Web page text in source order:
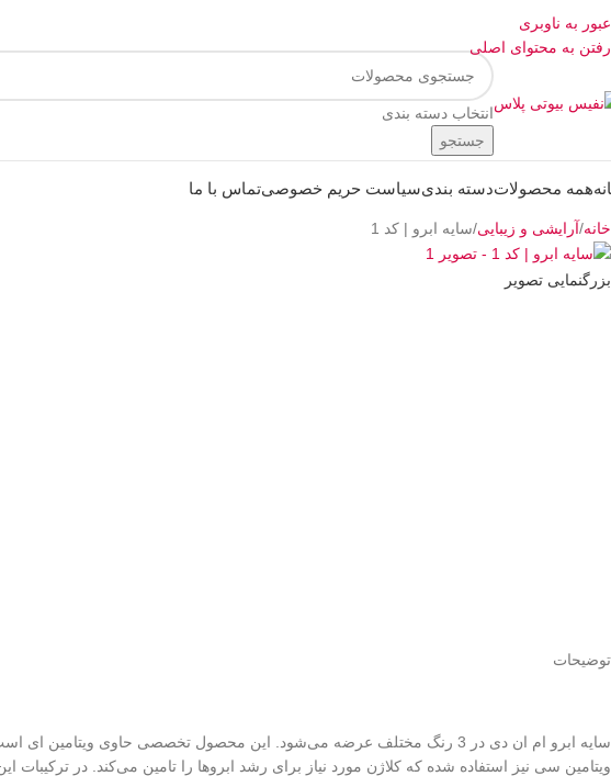
عبور به ناوبری
رفتن به محتوای اصلی
انتخاب دسته بندی
جستجو
همه محصولاتدسته بندیسیاست حریم خصوصیتماس با ما
خانه آرایشی و زیبایی سایه ابرو | کد 1
بزرگنمایی تصویر
توضیحات
سایه ابرو ام ان دی در 3 رنگ مختلف عرضه می‌شود. این محصول تخصصی حاوی
ویتامین سی نیز استفاده شده که کلاژن مورد نیاز برای رشد ابروها را تامین می‌کند. در